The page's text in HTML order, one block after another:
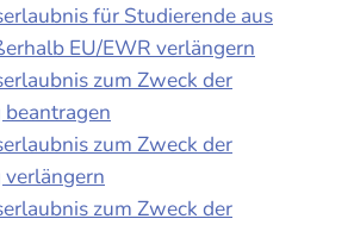
für Studierende aus
EU/EWR verlängern
zum Zweck der
zum Zweck der
zum Zweck der